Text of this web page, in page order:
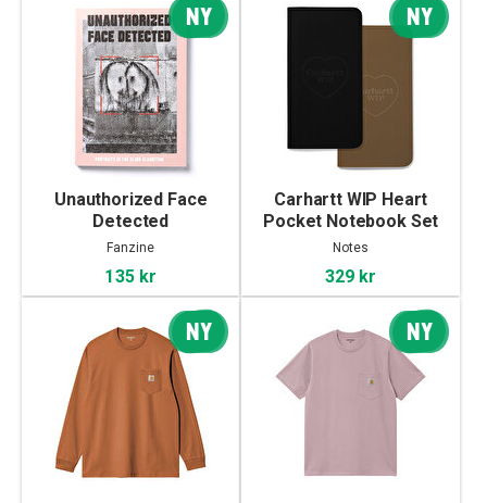
NY
Unauthorized Face
Detected
Fanzine
135 kr
NY
Carhartt WIP Heart
Pocket Notebook Set
Notes
329 kr
NY NY